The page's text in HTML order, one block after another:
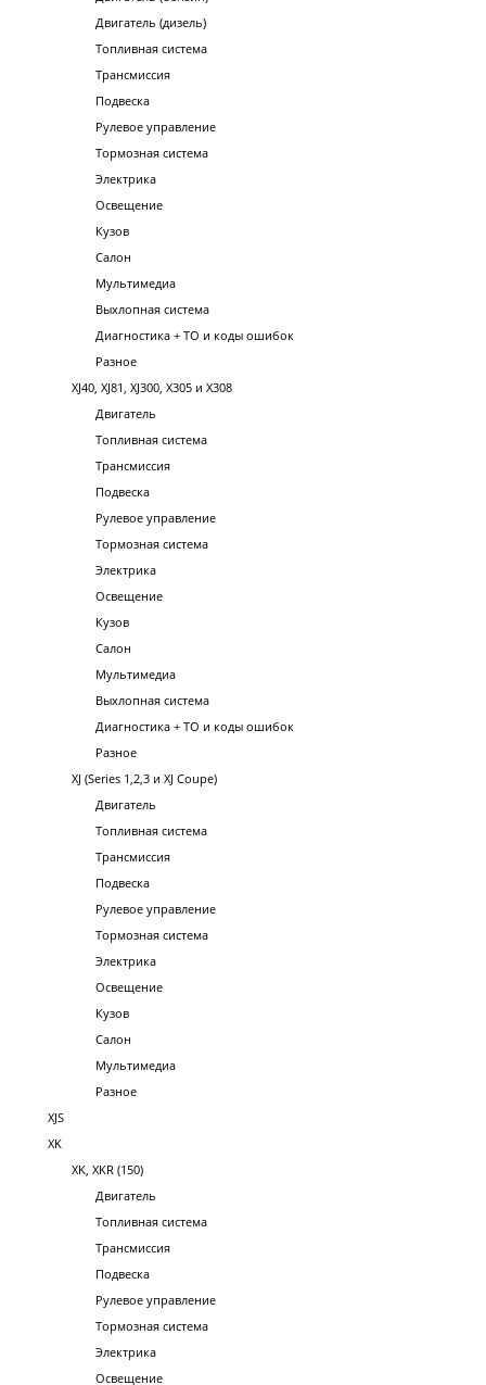
Двигатель (дизель)
Топливная система
Трансмиссия
Подвеска
Рулевое управление
Тормозная система
Электрика
Освещение
Кузов
Салон
Мультимедиа
Выхлопная система
Диагностика + ТО и коды ошибок
Разное
XJ40, XJ81, XJ300, X305 и X308
Двигатель
Топливная система
Трансмиссия
Подвеска
Рулевое управление
Тормозная система
Электрика
Освещение
Кузов
Салон
Мультимедиа
Выхлопная система
Диагностика + ТО и коды ошибок
Разное
XJ (Series 1,2,3 и XJ Coupe)
Двигатель
Топливная система
Трансмиссия
Подвеска
Рулевое управление
Тормозная система
Электрика
Освещение
Кузов
Салон
Мультимедиа
Разное
XJS
XK
XK, XKR (150)
Двигатель
Топливная система
Трансмиссия
Подвеска
Рулевое управление
Тормозная система
Электрика
Освещение